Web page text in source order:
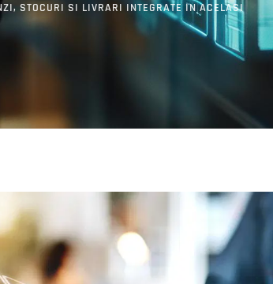
STOCURI SI LIVRARI INTEGRATE IN ACELASI